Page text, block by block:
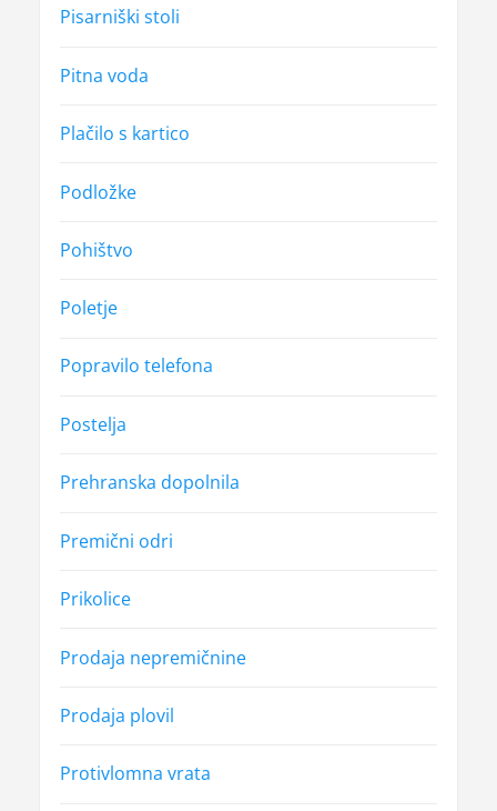
Pisarniški stoli
Pitna voda
Plačilo s kartico
Podložke
Pohištvo
Poletje
Popravilo telefona
Postelja
Prehranska dopolnila
Premični odri
Prikolice
Prodaja nepremičnine
Prodaja plovil
Protivlomna vrata